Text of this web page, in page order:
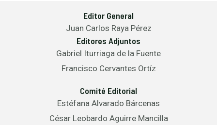
Editor General
Juan Carlos Raya Pérez
Editores Adjuntos
Gabriel Iturriaga de la Fuente
Francisco Cervantes Ortíz
Comité Editorial
Estéfana Alvarado Bárcenas
César Leobardo Aguirre Mancilla